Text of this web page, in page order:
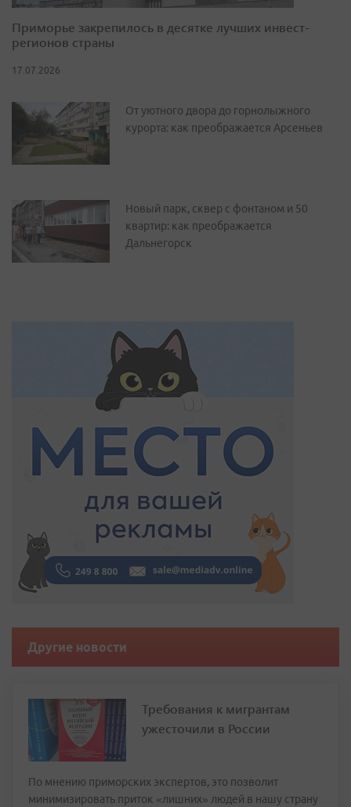
Приморье закрепилось в десятке лучших инвест-
регионов страны
17.07.2026
От уютного двора до горнолыжного
курорта: как преображается Арсеньев
Новый парк, сквер с фонтаном и 50
квартир: как преображается
Дальнегорск
Другие новости
Требования к мигрантам
ужесточили в России
По мнению приморских экспертов, это позволит
минимизировать приток «лишних» людей в нашу страну